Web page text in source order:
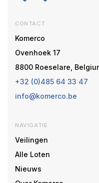
CONTACT
Komerco
Ovenhoek 17
8800 Roeselare,
+32 (0)485 64 33 47
info@komerco.be
NAVIGATIE
Veilingen
Alle Loten
Nieuws